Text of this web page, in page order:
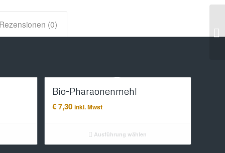
Rezensionen (0)
Bio-Pharaonenmehl
€7,30 inkl. Mwst
Ausführung wählen